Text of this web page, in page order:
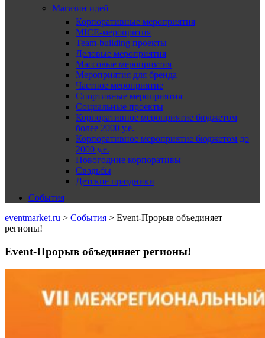
Магазин идей
Корпоративные мероприятия
MICE-меропрития
Team-building проекты
Деловые мероприятия
Массовые мероприятия
Мероприятия для бренда
Частное мероприятие
Спортивные мероприятия
Социальные проекты
Корпоративное мероприятие бюджетом
более 2000 у.е.
Корпоративное мероприятие бюджетом до
2000 у.е.
Новогодние корпоративы
Свадьбы
Детские праздники
События
eventmarket.ru > События > Event-Прорыв объединяет
регионы!
Event-Прорыв объединяет регионы!